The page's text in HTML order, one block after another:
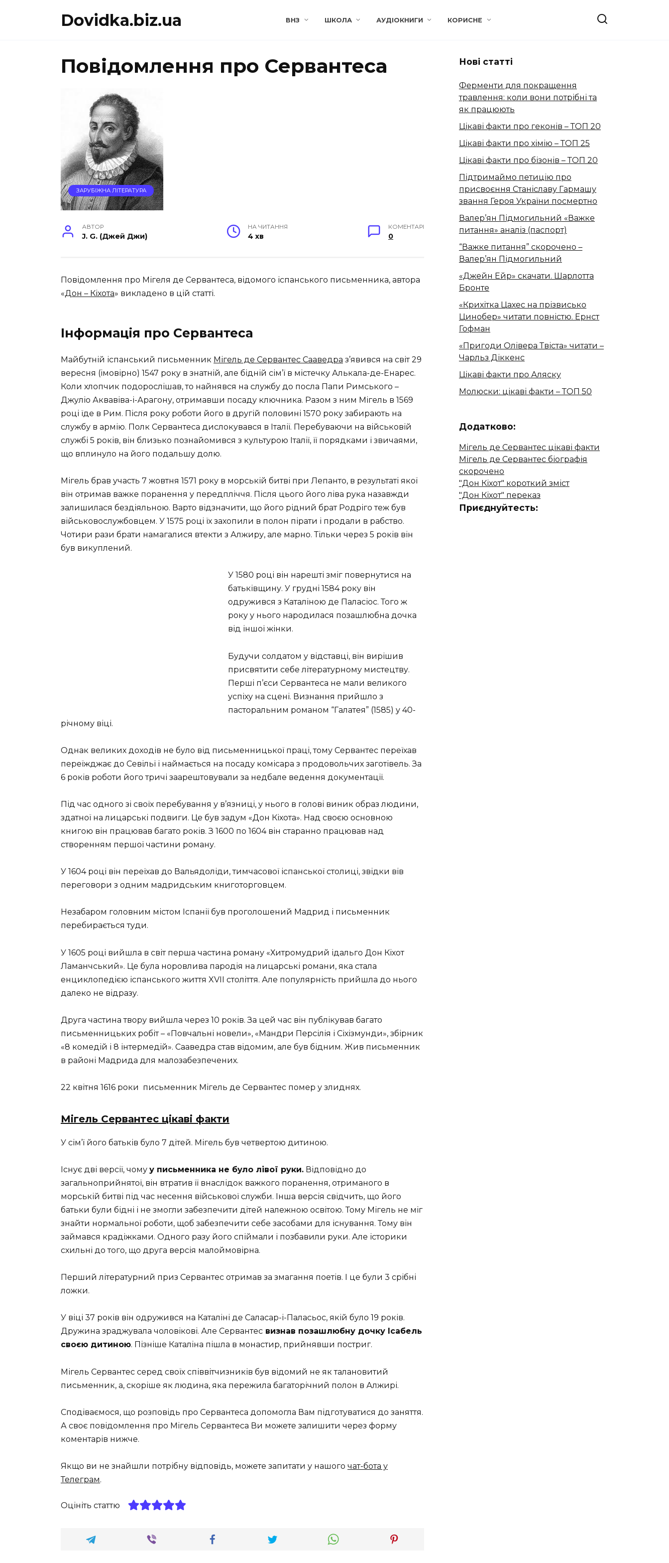
Dovidka.biz.ua ВНЗ ШКОЛА АУДІОКНИГИ КОРИСНЕ
Повідомлення про Сервантеса
ЗАРУБІЖНА ЛІТЕРАТУРА
АВТОР
J. G. (Джей Джи)
НА ЧИТАННЯ
4 хв
КОМЕНТАРІ
0
Повідомлення про Мігеля де Сервантеса, відомого іспанського письменника, автора
«Дон – Кіхота» викладено в цій статті.
Інформація про Сервантеса
Майбутній іспанський письменник Мігель де Сервантес Сааведра з’явився на світ 29
вересня (імовірно) 1547 року в знатній, але бідній сім’ї в містечку Алькала-де-Енарес.
Коли хлопчик подорослішав, то найнявся на службу до посла Папи Римського –
Джуліо Аквавіва-і-Арагону, отримавши посаду ключника. Разом з ним Мігель в 1569
році їде в Рим. Після року роботи його в другій половині 1570 року забирають на
службу в армію. Полк Сервантеса дислокувався в Італії. Перебуваючи на військовій
службі 5 років, він близько познайомився з культурою Італії, її порядками і звичаями,
що вплинуло на його подальшу долю.
Мігель брав участь 7 жовтня 1571 року в морській битві при Лепанто, в результаті якої
він отримав важке поранення у передпліччя. Після цього його ліва рука назавжди
залишилася бездіяльною. Варто відзначити, що його рідний брат Родріго теж був
військовослужбовцем. У 1575 році їх захопили в полон пірати і продали в рабство.
Чотири рази брати намагалися втекти з Алжиру, але марно. Тільки через 5 років він
був викуплений.
У 1580 році він нарешті зміг повернутися на
батьківщину. У грудні 1584 року він
одружився з Каталіною де Паласіос. Того ж
року у нього народилася позашлюбна дочка
від іншої жінки.
Будучи солдатом у відставці, він вирішив
присвятити себе літературному мистецтву.
Перші п’єси Сервантеса не мали великого
успіху на сцені. Визнання прийшло з
пасторальним романом “Галатея” (1585) у 40-
річному віці.
Однак великих доходів не було від письменницької праці, тому Сервантес переїхав
переїжджає до Севільї і наймається на посаду комісара з продовольчих заготівель. За
6 років роботи його тричі заарештовували за недбале ведення документації.
Під час одного зі своїх перебування у в’язниці, у нього в голові виник образ людини,
здатної на лицарські подвиги. Це був задум «Дон Кіхота». Над своєю основною
книгою він працював багато років. З 1600 по 1604 він старанно працював над
створенням першої частини роману.
У 1604 році він переїхав до Вальядоліди, тимчасової іспанської столиці, звідки вів
переговори з одним мадридським книготорговцем.
Незабаром головним містом Іспанії був проголошений Мадрид і письменник
перебирається туди.
У 1605 році вийшла в світ перша частина роману «Хитромудрий ідальго Дон Кіхот
Ламанчський». Це була норовлива пародія на лицарські романи, яка стала
енциклопедією іспанського життя XVII століття. Але популярність прийшла до нього
далеко не відразу.
Друга частина твору вийшла через 10 років. За цей час він публікував багато
письменницьких робіт – «Повчальні новели», «Мандри Персілія і Сіхізмунди», збірник
«8 комедій і 8 інтермедій». Сааведра став відомим, але був бідним. Жив письменник
в районі Мадрида для малозабезпечених.
22 квітня 1616 роки письменник Мігель де Сервантес помер у злиднях.
Мігель Сервантес цікаві факти
У сім’ї його батьків було 7 дітей. Мігель був четвертою дитиною.
Існує дві версії, чому у письменника не було лівої руки. Відповідно до
загальноприйнятої, він втратив її внаслідок важкого поранення, отриманого в
морській битві під час несення військової служби. Інша версія свідчить, що його
батьки були бідні і не змогли забезпечити дітей належною освітою. Тому Мігель не міг
знайти нормальної роботи, щоб забезпечити себе засобами для існування. Тому він
займався крадіжками. Одного разу його спіймали і позбавили руки. Але історики
схильні до того, що друга версія малоймовірна.
Перший літературний приз Сервантес отримав за змагання поетів. І це були 3 срібні
ложки.
У віці 37 років він одружився на Каталіні де Саласар-і-Паласьос, якій було 19 років.
Дружина зраджувала чоловікові. Але Сервантес визнав позашлюбну дочку Ісабель
своєю дитиною. Пізніше Каталіна пішла в монастир, прийнявши постриг.
Мігель Сервантес серед своїх співвітчизників був відомий не як талановитий
письменник, а, скоріше як людина, яка пережила багаторічний полон в Алжирі.
Сподіваємося, що розповідь про Сервантеса допомогла Вам підготуватися до заняття.
А своє повідомлення про Мігель Сервантеса Ви можете залишити через форму
коментарів нижче.
Якщо ви не знайшли потрібну відповідь, можете запитати у нашого чат-бота у
Телеграм.
Оцініть статтю
Нові статті
Ферменти для покращення
травлення: коли вони потрібні та
як працюють
Цікаві факти про геконів – ТОП 20
Цікаві факти про хімію – ТОП 25
Цікаві факти про бізонів – ТОП 20
Підтримаймо петицію про
присвоєння Станіславу Гармашу
звання Героя України посмертно
Валер’ян Підмогильний «Важке
питання» аналіз (паспорт)
“Важке питання” скорочено –
Валер’ян Підмогильний
«Джейн Ейр» скачати. Шарлотта
Бронте
«Крихітка Цахес на прізвисько
Цинобер» читати повністю. Ернст
Гофман
«Пригоди Олівера Твіста» читати –
Чарльз Діккенс
Цікаві факти про Аляску
Молюски: цікаві факти – ТОП 50
Додатково:
Мігель де Сервантес цікаві факти
Мігель де Сервантес біографія
скорочено
"Дон Кіхот" короткий зміст
"Дон Кіхот" переказ
Приєднуйтесть: